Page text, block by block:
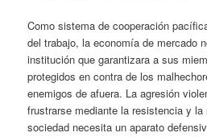
Como sistema de cooperación
del trabajo, la economía de mercado
institución que garantizara a sus
protegidos en contra de los
enemigos de afuera. La agresión
frustrarse mediante la resistencia y la
sociedad necesita un aparato